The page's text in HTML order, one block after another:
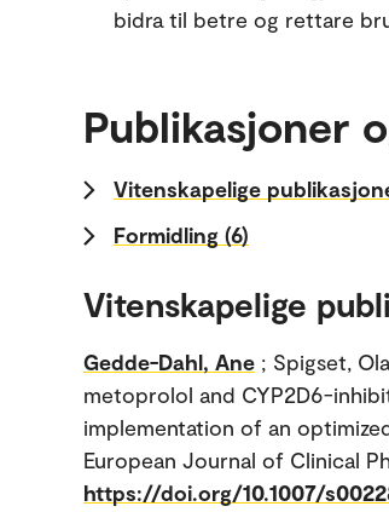
bidra til betre og rettare
Publikasjoner
Vitenskapelige
Formidling (6)
Vitenskapelige
Gedde-Dahl, Ane ; Spigset,
metoprolol and CYP2D6-
implementation of an
European Journal of Clinical
https://doi.org/10.1007/